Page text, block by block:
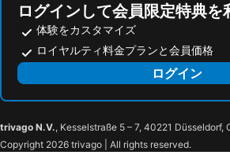
ログインして会員限定特典を
体験をカスタマイズ
ロイヤルティ料金プランと会員価格
ログイン
trivago N.V., Kesselstraße 5 – 7, 40221 Düsseldorf,
Copyright 2026 trivago | All rights reserved.